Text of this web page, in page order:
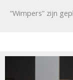
“Wimpers” zijn